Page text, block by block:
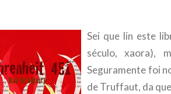
Sei que lin este
século, xaora),
Seguramente foi
de Truffaut, da